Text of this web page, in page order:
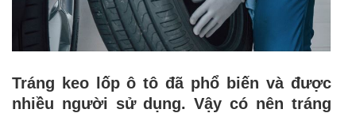
Tráng keo lốp ô tô đã phổ biến và được
nhiều người sử dụng. Vậy có nên tráng